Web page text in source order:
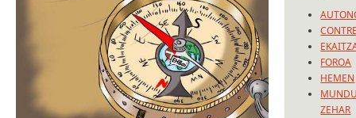
FOROA
HEMEN
ZEHAR